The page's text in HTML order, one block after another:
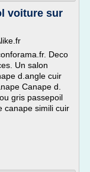
voiture sur
Deco
Un salon
d.angle cuir
Canape d.
gris passepoil
canape simili cuir